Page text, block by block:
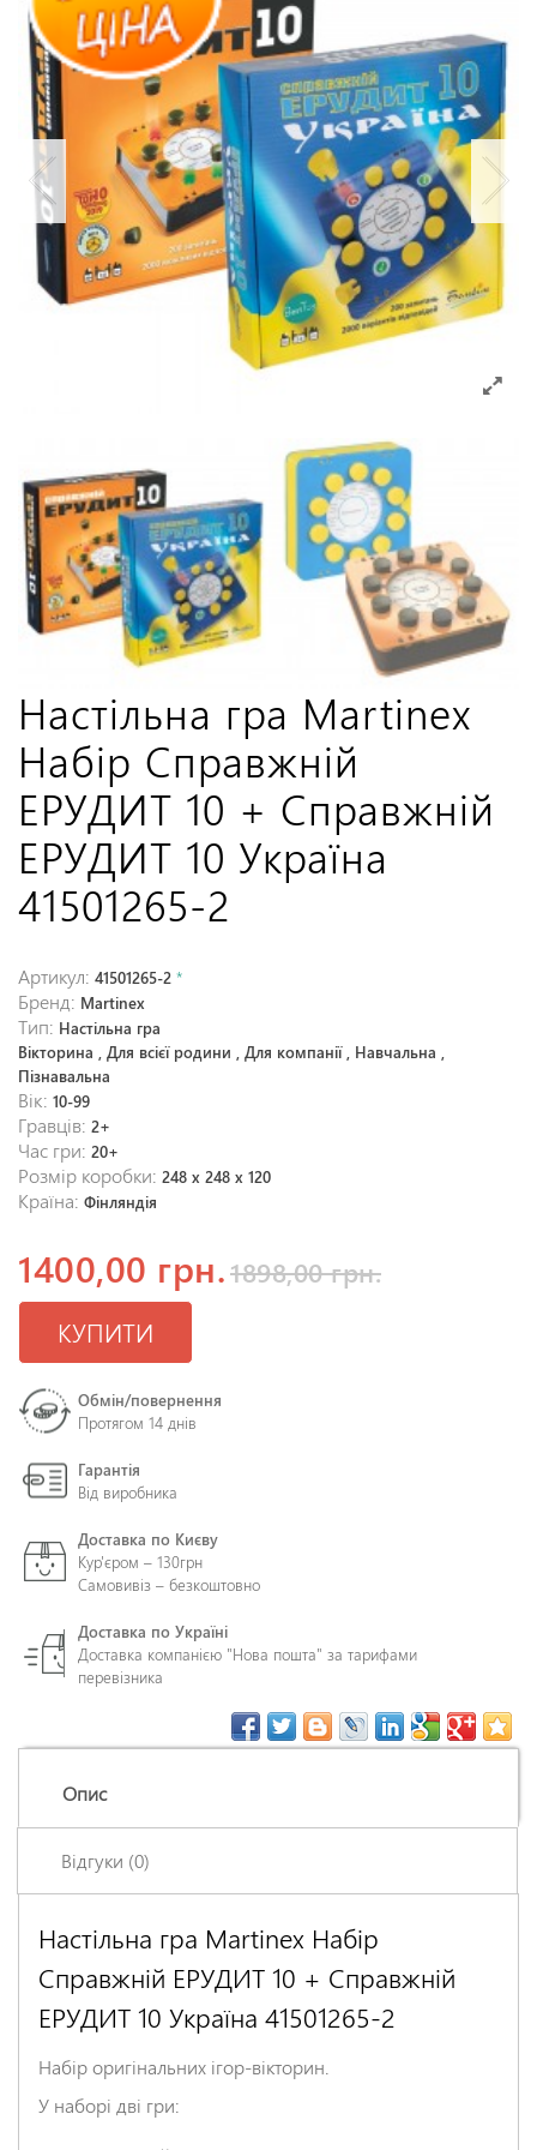
Настільна гра Martinex
Набір Справжній
ЕРУДИТ 10 + Справжній
ЕРУДИТ 10 Україна
41501265-2
Артикул: 41501265-2 *
Бренд: Martinex
Тип: Настільна гра
Вікторина , Для всієї родини , Для компанії , Навчальна ,
Пізнавальна
Вік: 10-99
Гравців: 2+
Час гри: 20+
Розмір коробки: 248 x 248 x 120
Країна: Фінляндія
1400,00 грн.1898,00 грн.
КУПИТИ
Обмін/повернення
Протягом 14 днів
Гарантія
Від виробника
Доставка по Києву
Кур'єром – 130грн
Самовивіз – безкоштовно
Доставка по Україні
Доставка компанією "Нова пошта" за тарифами
перевізника
Опис
Відгуки (0)
Настільна гра Martinex Набір
Справжній ЕРУДИТ 10 + Справжній
ЕРУДИТ 10 Україна 41501265-2
Набір оригінальних ігор-вікторин.
У наборі дві гри:
Залишіть відгук про цей товар першими
*
Ім'я
*
Заголовок відгуку